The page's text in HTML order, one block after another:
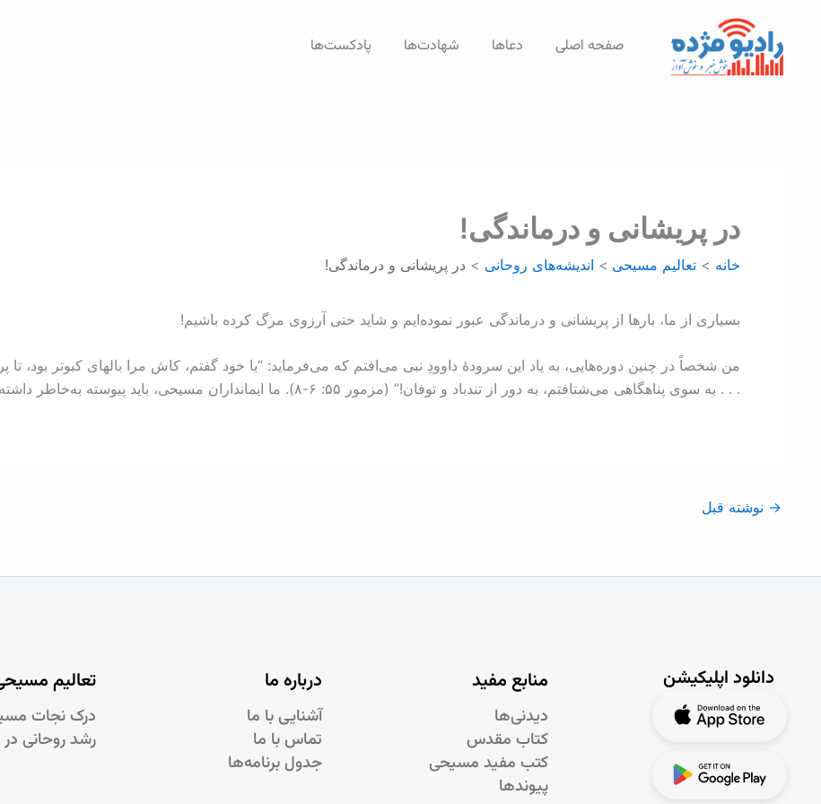
پادکست‌ها شهادت‌ها دعاها صفحه اصلی
در پریشانی و درماندگی!
خانه تعالیم مسیحی اندیشه‌های روحانی در پریشانی و درماندگی!
بسیاری از ما، بارها از پریشانی و درماندگی عبور نموده‌ايم و شاید حتی آرزوی مرگ کرده‌ باشيم!
من شخصاً در چنین دوره‌هایی، به ‌یاد این سرودۀ داوودِ نبی می‌افتم که می‌فرماید: “با خود گفتم، کاش مرا بالهای کبوتر بود،
. . . به سوی پناهگاهی می‌شتافتم، به دور از تندباد و توفان!” (مزمور ۵۵: ‏۶-‏۸). ما ايمانداران مسيحی، بايد پيوسته به‌خاطر داشته باشيم که پناهگاه ما مسیح است و بس!
→ نوشته قبل
تعالیم
درک نجات
رشد روحانی
درباره ما
آشنایی با ما
تماس با ما
جدول برنامه‌ها
منابع مفید
دیدنی‌ها
کتاب مقدس
کتب مفید مسیحی
پیوندها
دانلود اپلیکیشن